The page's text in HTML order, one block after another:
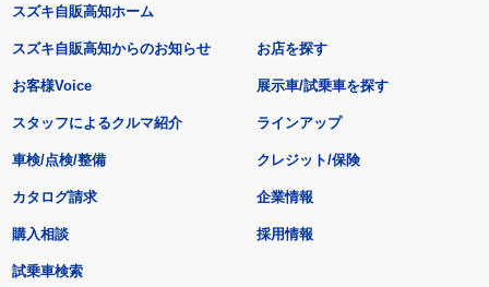
スズキ自販高知ホーム
スズキ自販高知からのお知らせ
お客様Voice
スタッフによるクルマ紹介
お店を探す
展示車/試乗車を探す
ラインアップ
車検/点検/整備 クレジット/保険
カタログ請求
購入相談
試乗車検索
企業情報
採用情報